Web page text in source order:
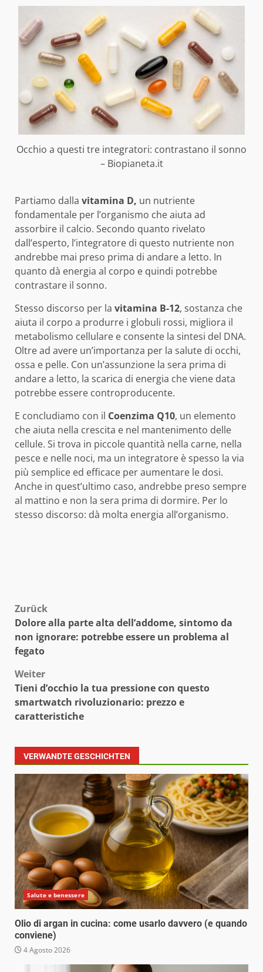
Occhio a questi tre integratori: contrastano il sonno
– Biopianeta.it
Partiamo dalla vitamina D, un nutriente
fondamentale per l’organismo che aiuta ad
assorbire il calcio. Secondo quanto rivelato
dall’esperto, l’integratore di questo nutriente non
andrebbe mai preso prima di andare a letto. In
quanto dà energia al corpo e quindi potrebbe
contrastare il sonno.
Stesso discorso per la vitamina B-12, sostanza che
aiuta il corpo a produrre i globuli rossi, migliora il
metabolismo cellulare e consente la sintesi del DNA.
Oltre ad avere un’importanza per la salute di occhi,
ossa e pelle. Con un’assunzione la sera prima di
andare a letto, la scarica di energia che viene data
potrebbe essere controproducente.
E concludiamo con il Coenzima Q10, un elemento
che aiuta nella crescita e nel mantenimento delle
cellule. Si trova in piccole quantità nella carne, nella
pesce e nelle noci, ma un integratore è spesso la via
più semplice ed efficace per aumentare le dosi.
Anche in quest’ultimo caso, andrebbe preso sempre
al mattino e non la sera prima di dormire. Per lo
stesso discorso: dà molta energia all’organismo.
Beitragsnavigation
Zurück
Dolore alla parte alta dell’addome, sintomo da
non ignorare: potrebbe essere un problema al
fegato
Weiter
Tieni d’occhio la tua pressione con questo
smartwatch rivoluzionario: prezzo e
caratteristiche
VERWANDTE GESCHICHTEN
Salute e benessere
Olio di argan in cucina: come usarlo davvero (e quando
conviene)
4 Agosto 2026